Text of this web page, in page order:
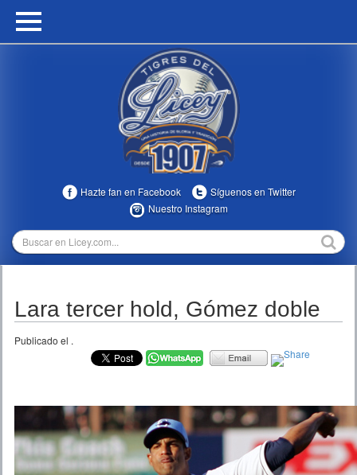
HOME
MULTIMEDIA
TEMPORADAS
Hazte fan en Facebook
Síguenos en Twitter
Nuestro Instagram
Lara tercer hold, Gómez doble
Publicado el .